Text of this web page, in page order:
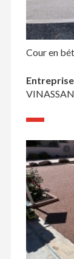
Cour en